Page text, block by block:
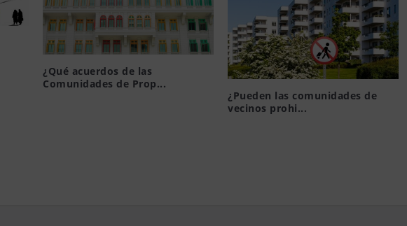
¿Qué acuerdos de las
Comunidades de Prop...
¿Pueden las comunidades de
vecinos prohi...